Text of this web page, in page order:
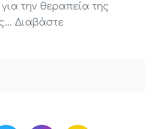
την θεραπεία της
Διαβάστε